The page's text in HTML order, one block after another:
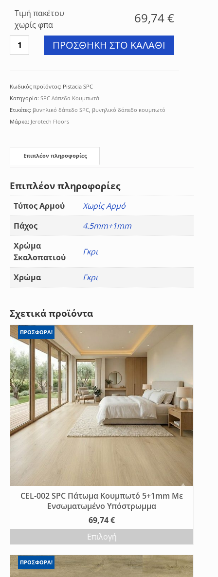
Τιμή πακέτου
χωρίς φπα
69,74€
Βυνηλικό
δάπεδο
X-
Cellent
5.5mm
κουμπωτό
ΠΡΟΣΘΉΚΗ ΣΤΟ ΚΑΛΆΘΙ
Κωδικός προϊόντος: Pistacia SPC
Κατηγορία: SPC Δάπεδα Κουμπωτά
Ετικέτες: βυνηλικό δάπεδο SPC βυνηλικό δάπεδο κουμπωτό
Μάρκα: Jerotech Floors
Επιπλέον πληροφορίες
Επιπλέον πληροφορίες
Τύπος Αρμού
Χωρίς Αρμό
Πάχος
4.5mm+1mm
Χρώμα
Σκαλοπατιού
Γκρι
Χρώμα Γκρι
Σχετικά προϊόντα
ΠΡΟΣΦΟΡΑ!
CEL-002 SPC Πάτωμα Κουμπωτό 5+1mm Με
Ενσωματωμένο Υπόστρωμμα
69,74€
Επιλογή
ΠΡΟΣΦΟΡΑ!